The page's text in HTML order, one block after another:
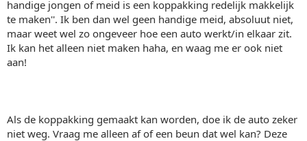
handige jongen of meid is een koppakking redelijk makkelijk
te maken''. Ik ben dan wel geen handige meid, absoluut niet,
maar weet wel zo ongeveer hoe een auto werkt/in elkaar zit.
Ik kan het alleen niet maken haha, en waag me er ook niet
aan!
Als de koppakking gemaakt kan worden, doe ik de auto zeker
niet weg. Vraag me alleen af of een beun dat wel kan? Deze